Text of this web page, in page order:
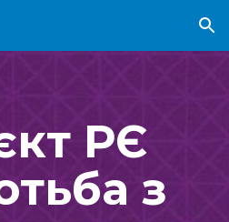
Skip to navigation
РЄ
з